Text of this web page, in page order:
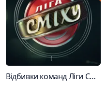
Відбивки команд Ліги Сміху Ч.1